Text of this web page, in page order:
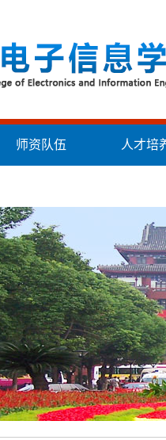
师资队伍 人才培